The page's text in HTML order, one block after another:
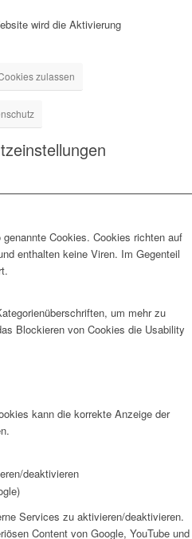
wird die Aktivierung
zulassen
Cookies. Cookies richten auf
enthalten keine Viren. Im Gegenteil
um mehr zu
Blockieren von Cookies die Usability
kann die korrekte Anzeige der
deaktivieren
Services zu aktivieren/deaktivieren.
Content von Google, YouTube und